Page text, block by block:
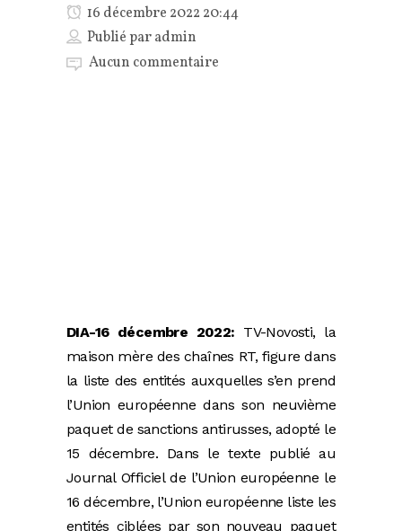
16 décembre 2022 20:44
Publié paradmin
Aucun commentaire
DIA-16 décembre 2022: TV-Novosti, la
maison mère des chaînes RT, figure dans
la liste des entités auxquelles s’en prend
l’Union européenne dans son neuvième
paquet de sanctions antirusses, adopté le
15 décembre. Dans le texte publié au
Journal Officiel de l’Union européenne le
16 décembre, l’Union européenne liste les
entités ciblées par son nouveau paquet